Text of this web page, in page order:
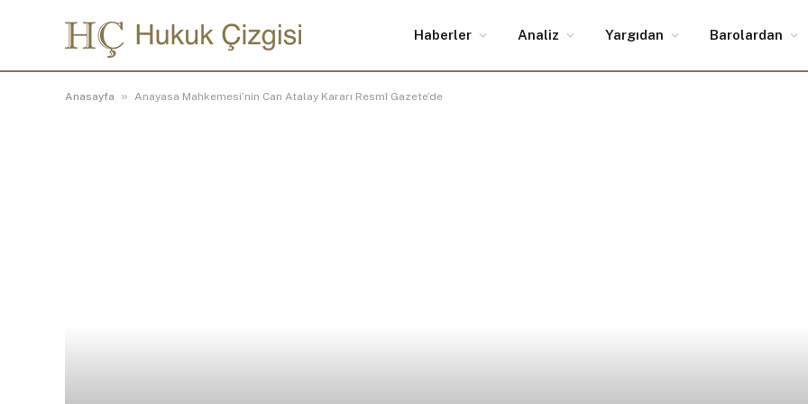
Haberler Analiz Yargıdan Barolardan
Anasayfa » Anayasa Mahkemesi’nin Can Atalay Kararı Resmî Gazete’de